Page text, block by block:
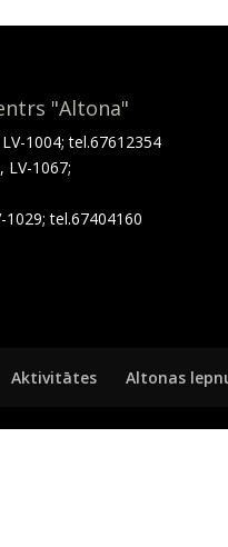
"Altona"
1004; tel.67612354
LV-1067;
1029; tel.67404160
Aktivitātes Altonas